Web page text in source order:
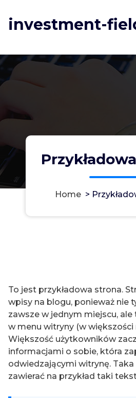
content
investment-
Home>
To jest przykładowa strona.
wpisy na blogu, ponieważ nie
zawsze w jednym miejscu,
w menu witryny (w
Większość użytkowników
informacjami o sobie, która
odwiedzającymi witrynę.
zawierać na przykład taki